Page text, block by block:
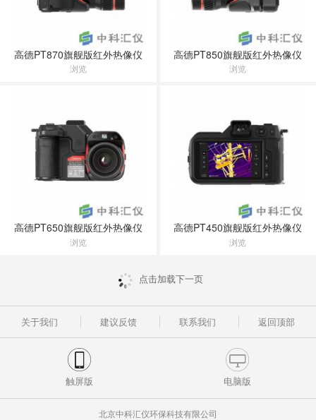
高德PT870旗舰版红外热像仪
浏览
高德PT850旗舰版红外热像仪
浏览
高德PT650旗舰版红外热像仪
浏览
高德PT450旗舰版红外热像仪
浏览
点击加载下一页
关于我们 建议反馈 联系我们 返回顶部
触屏版 电脑版
北京中科汇仪环保科技有限公司